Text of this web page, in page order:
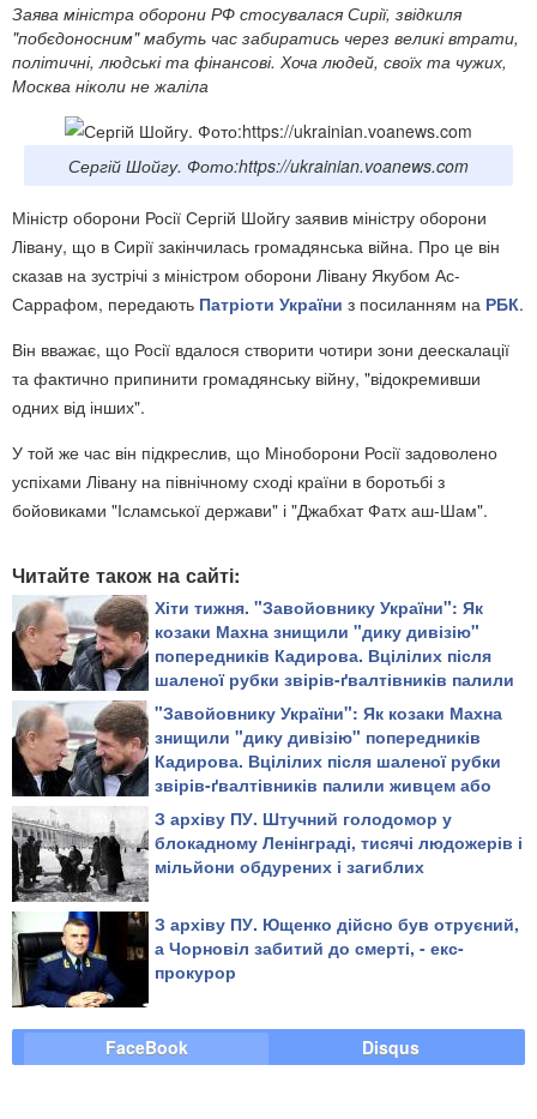
Заява міністра оборони РФ стосувалася Сирії, звідкиля
"побєдоносним" мабуть час забиратись через великі втрати,
політичні, людські та фінансові. Хоча людей, своїх та чужих,
Москва ніколи не жаліла
Сергій Шойгу. Фото:https://ukrainian.voanews.com
Міністр оборони Росії Сергій Шойгу заявив міністру оборони
Лівану, що в Сирії закінчилась громадянська війна. Про це він
сказав на зустрічі з міністром оборони Лівану Якубом Ас-
Саррафом, передають Патріоти України з посиланням на РБК.
Він вважає, що Росії вдалося створити чотири зони деескалації
та фактично припинити громадянську війну, "відокремивши
одних від інших".
У той же час він підкреслив, що Міноборони Росії задоволено
успіхами Лівану на північному сході країни в боротьбі з
бойовиками "Ісламської держави" і "Джабхат Фатх аш-Шам".
Читайте також на сайті:
Хіти тижня. "Завойовнику України": Як
козаки Махна знищили "дику дивізію"
попередників Кадирова. Вцілілих після
шаленої рубки звірів-ґвалтівників палили
живцем або повільно рубали на дрібні
шматки
"Завойовнику України": Як козаки Махна
знищили "дику дивізію" попередників
Кадирова. Вцілілих після шаленої рубки
звірів-ґвалтівників палили живцем або
повільно рубали на дрібні шматки
З архіву ПУ. Штучний голодомор у
блокадному Ленінграді, тисячі людожерів і
мільйони обдурених і загиблих
З архіву ПУ. Ющенко дійсно був отруєний,
а Чорновіл забитий до смерті, - екс-
прокурор
FaceBook Disqus